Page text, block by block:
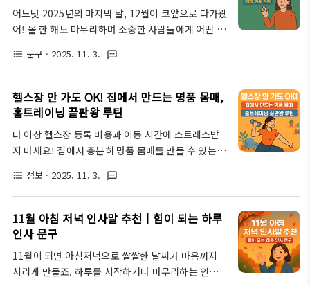
우리 수험생 여러분의 몸과 마음을 든든하게 지켜줄
비법들을 알려드리겠습니다.수능 컨디션 관리, 왜 이
렇게 중요할까요?음… 많은 수험생들이 막판 스퍼트
습니다. 수능은 단..
어느덧 2025년의 마지막 달, 12월이 코앞으로 다가왔
어! 올 한 해도 마무리하며 소중한 사람들에게 어떤 인
어린 마을을 전할 센스 넘치는 연말 인사말 문구로 직
장 동료, 가족, 친구에게 보낼 메시지를 30가지를 엄
선하여, 특별히 센스있게 따뜻한 인사말로 연말을 선
물해 보려 합니다!연말 인사, 왜 중요할까요?정말이지
마지막을 향해 달려가고 있다니, 믿기지 않죠? 이맘때
쯤 되면 한 해를 돌아보면서 주변 사람들에게 감사와
사랑, 그리고 희망의 메시지를 전하고 싶은 마음이 커
보일 수 있지만, 사실 ..
format_list_bulleted 문구 · 2025. 11. 3. textsms
헬스장 안 가도 OK! 집에서 만드는 명품 몸매,
홈트레이닝 끝판왕 루틴
더 이상 헬스장 등록 비용과 이동 시간에 스트레스받
지 마세요! 집에서 충분히 명품 몸매를 만들 수 있는
서도 꾸준히 실천할 수 있는 홈트레이닝 끝판왕 루틴
을 소개하며, 효과적인 운동법부터 식단 관리 팁, 그리
고 지속 가능한 동기 부여까지, 이 모든 것을 집에서 완
성할 수 있도록 돕는 실용적인 가이드를 소개하며, 오
몸매를 만들어갈 수 있습니다! 도전!! 해봅시다!!! 💪
헬스장 없이도 가능한, 홈트레이닝의 무한한 장점매년
format_list_bulleted 정보 · 2025. 11. 3. textsms
11월 아침 저녁 인사말 추천｜힘이 되는 하루
인사 문구
11월이 되면 아침저녁으로 쌀쌀한 날씨가 마음까지
시리게 만들죠. 하루를 시작하거나 마무리하는 인사